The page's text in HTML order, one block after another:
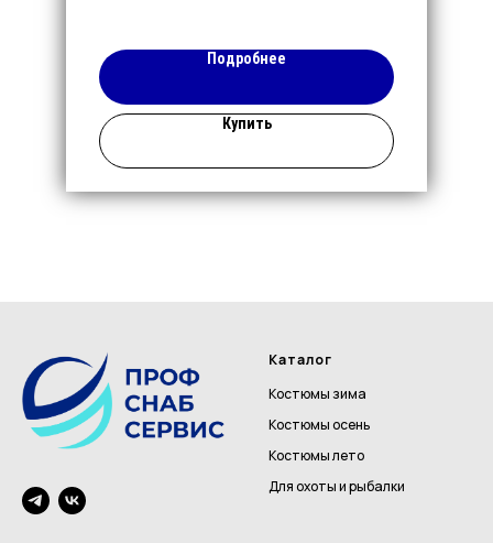
Подробнее
Купить
Каталог
Костюмы зима
Костюмы осень
Костюмы лето
Для охоты и рыбалки